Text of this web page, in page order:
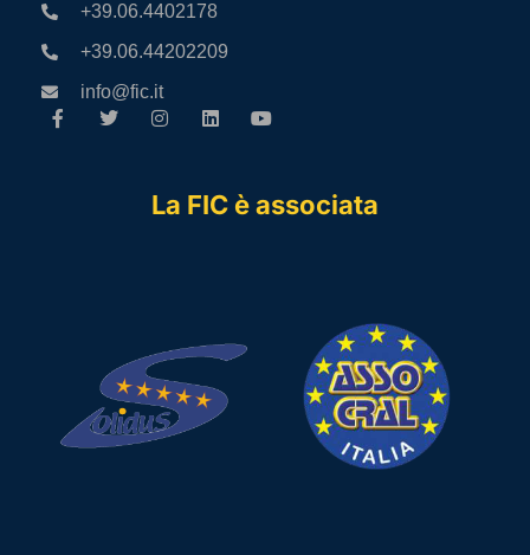
+39.06.4402178
+39.06.44202209
info@fic.it
La FIC è associata